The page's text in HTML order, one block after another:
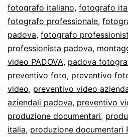
fotografo italiano, fotografo
fotografo professionale,
padova, fotografo
professionista padova,
video PADOVA, padova
preventivo foto, preventivo
video, preventivo video
aziendali padova, preventivo
produzione documentari,
italia, produzione documentari